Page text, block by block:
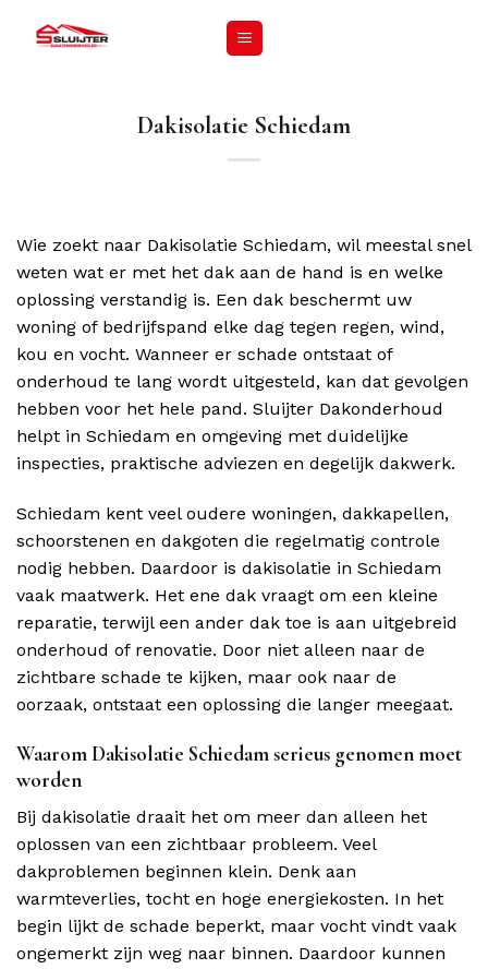
Dakisolatie Schiedam
Wie zoekt naar Dakisolatie Schiedam, wil meestal snel
weten wat er met het dak aan de hand is en welke
oplossing verstandig is. Een dak beschermt uw
woning of bedrijfspand elke dag tegen regen, wind,
kou en vocht. Wanneer er schade ontstaat of
onderhoud te lang wordt uitgesteld, kan dat gevolgen
hebben voor het hele pand. Sluijter Dakonderhoud
helpt in Schiedam en omgeving met duidelijke
inspecties, praktische adviezen en degelijk dakwerk.
Schiedam kent veel oudere woningen, dakkapellen,
schoorstenen en dakgoten die regelmatig controle
nodig hebben. Daardoor is dakisolatie in Schiedam
vaak maatwerk. Het ene dak vraagt om een kleine
reparatie, terwijl een ander dak toe is aan uitgebreid
onderhoud of renovatie. Door niet alleen naar de
zichtbare schade te kijken, maar ook naar de
oorzaak, ontstaat een oplossing die langer meegaat.
Waarom Dakisolatie Schiedam serieus genomen moet
worden
Bij dakisolatie draait het om meer dan alleen het
oplossen van een zichtbaar probleem. Veel
dakproblemen beginnen klein. Denk aan
warmteverlies, tocht en hoge energiekosten. In het
begin lijkt de schade beperkt, maar vocht vindt vaak
ongemerkt zijn weg naar binnen. Daardoor kunnen